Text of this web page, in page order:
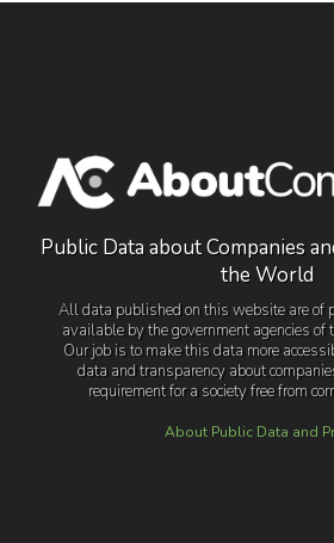
Public Data about Companies
the World
All data published on this website are of
available by the government agencies of
Our job is to make this data more
data and transparency about
requirement for a society free from
About Public Data and